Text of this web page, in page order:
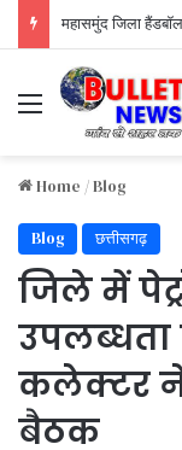
Menu
Home /Blog
Blog छत्तीसगढ़
जिले में
कलेक्टर
बैठक